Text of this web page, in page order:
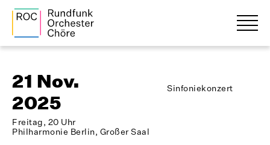
21 Nov.
2025
Freitag, 20 Uhr
Philharmonie Berlin, Großer Saal
Sinfoniekonzert